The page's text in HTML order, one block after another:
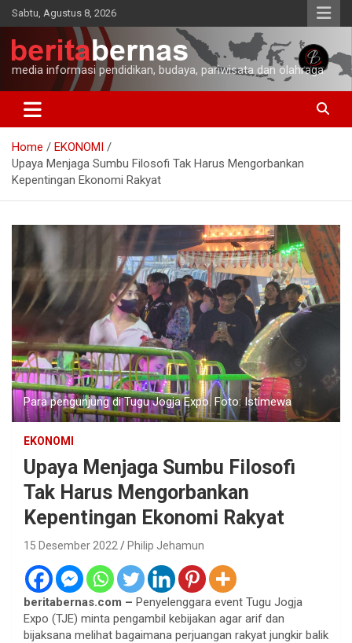
Skip
to
content
Sabtu, Agustus 8, 2026
media informasi pendidikan, budaya, pariwisata dan olahraga
Home
EKONOMI
Upaya Menjaga Sumbu Filosofi Tak Harus Mengorbankan
Kepentingan Ekonomi Rakyat
Para pengunjung di Tugu Jogja Expo. Foto: Istimewa
EKONOMI
Upaya Menjaga Sumbu Filosofi
Tak Harus Mengorbankan
Kepentingan Ekonomi Rakyat
15 Desember 2022 Philip Jehamun
beritabernas.com – Penyelenggara event Tugu Jogja
Expo (TJE) minta pengambil kebijakan agar arif dan
bijaksana melihat bagaimana perjuangan rakyat jungkir balik